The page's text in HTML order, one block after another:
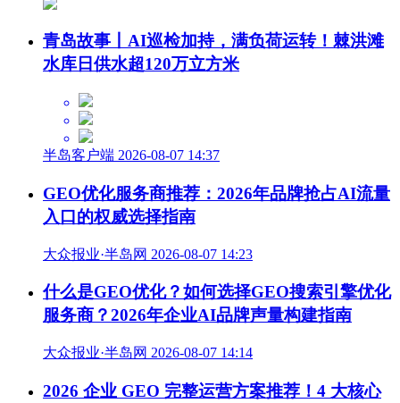
青岛故事丨AI巡检加持，满负荷运转！棘洪滩
水库日供水超120万立方米
半岛客户端 2026-08-07 14:37
GEO优化服务商推荐：2026年品牌抢占AI流量
入口的权威选择指南
大众报业·半岛网 2026-08-07 14:23
什么是GEO优化？如何选择GEO搜索引擎优化
服务商？2026年企业AI品牌声量构建指南
大众报业·半岛网 2026-08-07 14:14
2026 企业 GEO 完整运营方案推荐！4 大核心